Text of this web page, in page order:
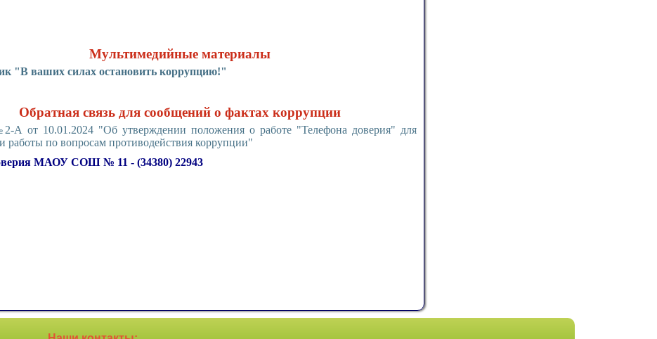
Мультимедийные материалы
"В ваших силах остановить коррупцию!"
Обратная связь для сообщений о фактах коррупции
А от 10.01.2024 "Об утверждении положения о работе "Телефона доверия" для
работы по вопросам противодействия коррупции"
МАОУ СОШ № 11 - (34380) 22943